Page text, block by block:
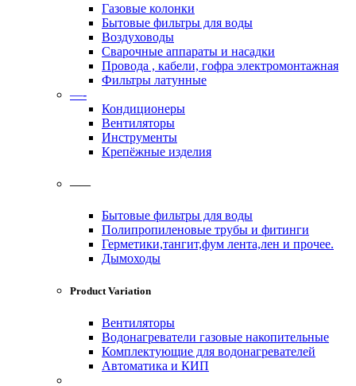
Газовые колонки
Бытовые фильтры для воды
Воздуховоды
Сварочные аппараты и насадки
Провода , кабели, гофра электромонтажная
Фильтры латунные
—-
Кондиционеры
Вентиляторы
Инструменты
Крепёжные изделия
——
Бытовые фильтры для воды
Полипропиленовые трубы и фитинги
Герметики,тангит,фум лента,лен и прочее.
Дымоходы
Product Variation
Вентиляторы
Водонагреватели газовые накопительные
Комплектующие для водонагревателей
Автоматика и КИП